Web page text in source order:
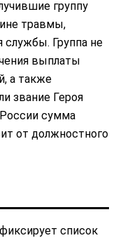
группу
травмы,
службы. Группа не
выплаты
а также
звание Героя
сумма
от должностного
список